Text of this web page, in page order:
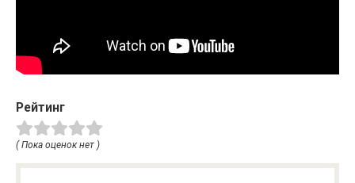
Рейтинг
( Пока оценок нет )